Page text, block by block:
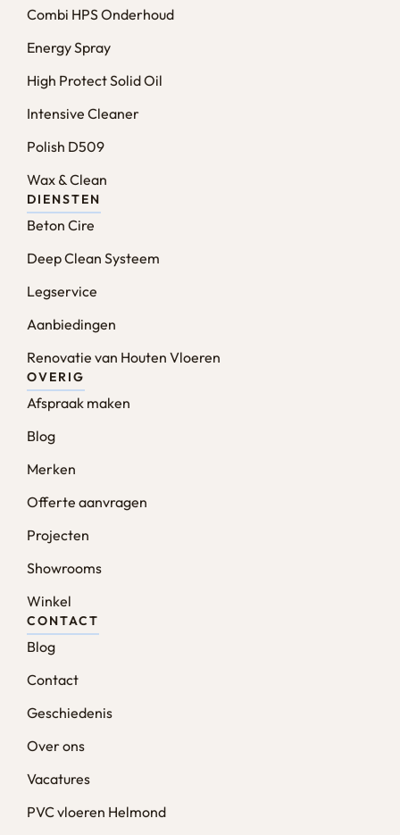
Combi HPS Onderhoud
Energy Spray
High Protect Solid Oil
Intensive Cleaner
Polish D509
Wax & Clean
DIENSTEN
Beton Cire
Deep Clean Systeem
Legservice
Aanbiedingen
Renovatie van Houten Vloeren
OVERIG
Afspraak maken
Blog
Merken
Offerte aanvragen
Projecten
Showrooms
Winkel
CONTACT
Blog
Contact
Geschiedenis
Over ons
Vacatures
PVC vloeren Helmond